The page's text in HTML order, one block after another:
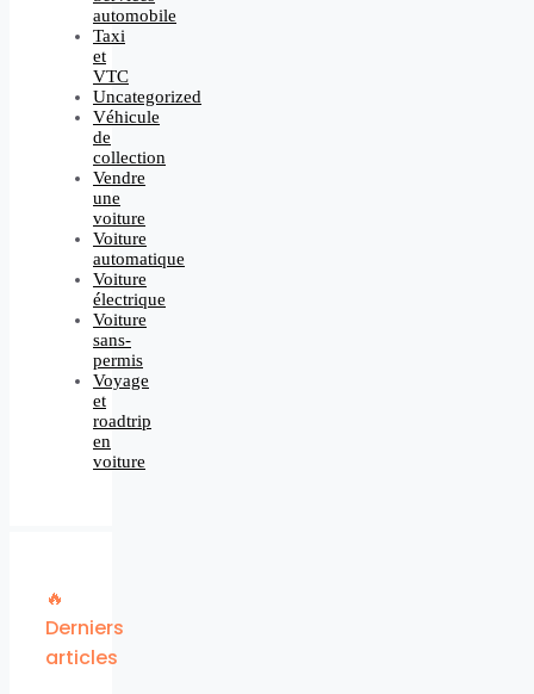
automobile
Taxi
et
VTC
Uncategorized
Véhicule
de
collection
Vendre
une
voiture
Voiture
automatique
Voiture
électrique
Voiture
sans-
permis
Voyage
et
roadtrip
en
voiture
🔥
Derniers
articles